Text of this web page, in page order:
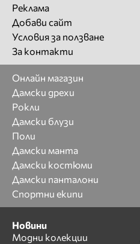
Реклама
Добави сайт
Условия за ползване
За контакти
Онлайн магазин
Дамски дрехи
Рокли
Дамски блузи
Поли
Дамски манта
Дамски костюми
Дамски панталони
Спортни екипи
Новини
Модни колекции